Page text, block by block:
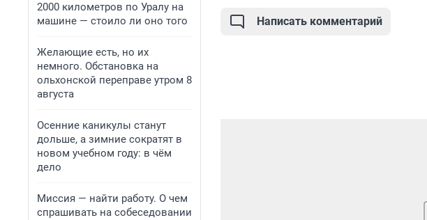
2000 километров по Уралу на
машине — стоило ли оно того
Желающие есть, но их
немного. Обстановка на
ольхонской переправе утром 8
августа
Осенние каникулы станут
дольше, а зимние сократят в
новом учебном году: в чём
дело
Миссия — найти работу. О чем
спрашивать на собеседовании
Написать комментарий